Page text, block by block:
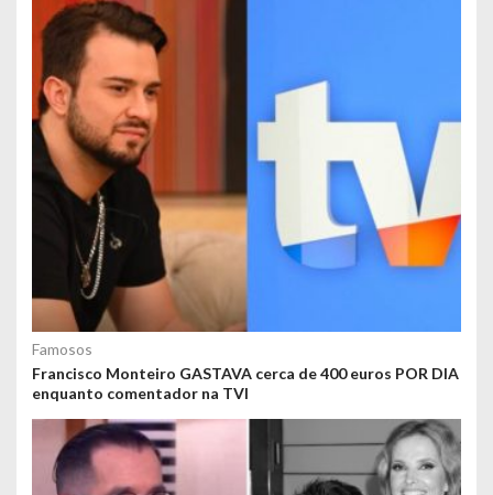
Famosos
Francisco Monteiro GASTAVA cerca de 400 euros POR DIA
enquanto comentador na TVI